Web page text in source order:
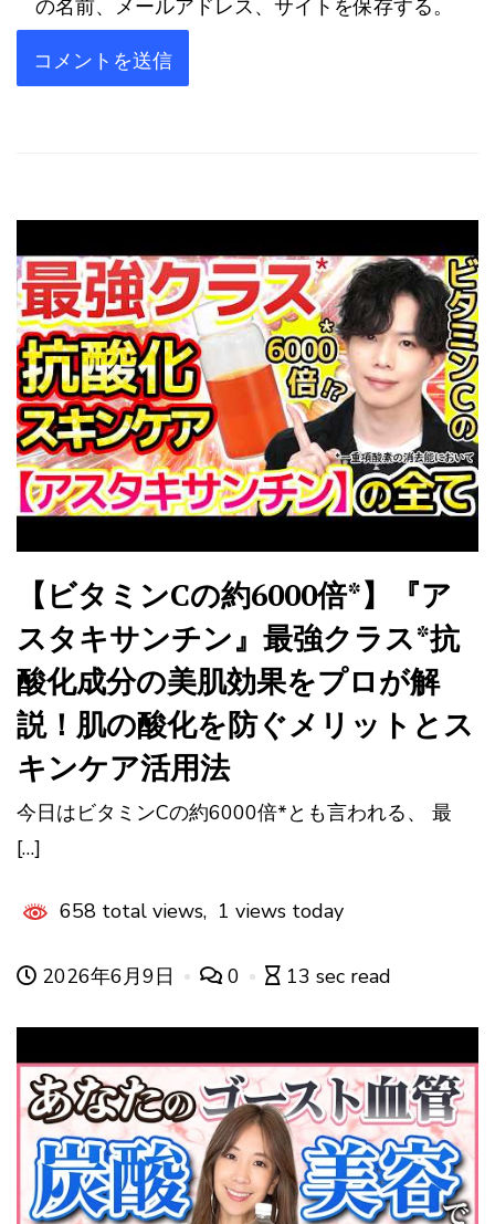
の名前、メールアドレス、サイトを保存する。
【ビタミンCの約6000倍*】『ア
スタキサンチン』最強クラス*抗
酸化成分の美肌効果をプロが解
説！肌の酸化を防ぐメリットとス
キンケア活用法
今日はビタミンCの約6000倍*とも言われる、 最
[…]
658 total views, 1 views today
2026年6月9日 0 13 sec read